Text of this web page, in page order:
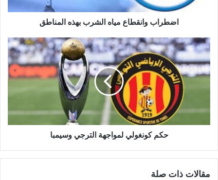
اضطراب وانقطاع مياه الشرب بهذه المناطق
حكم كونغولي لمواجهة الترجي وسيمبا
مقالات ذات صلة